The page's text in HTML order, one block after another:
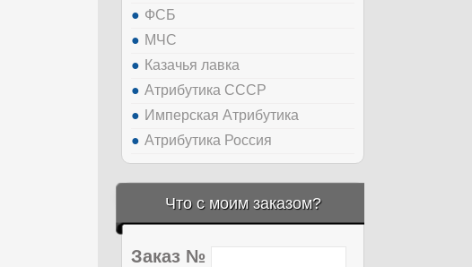
ФСБ
МЧС
Казачья лавка
Атрибутика СССР
Имперская Атрибутика
Атрибутика Россия
Что с моим заказом?
Заказ №